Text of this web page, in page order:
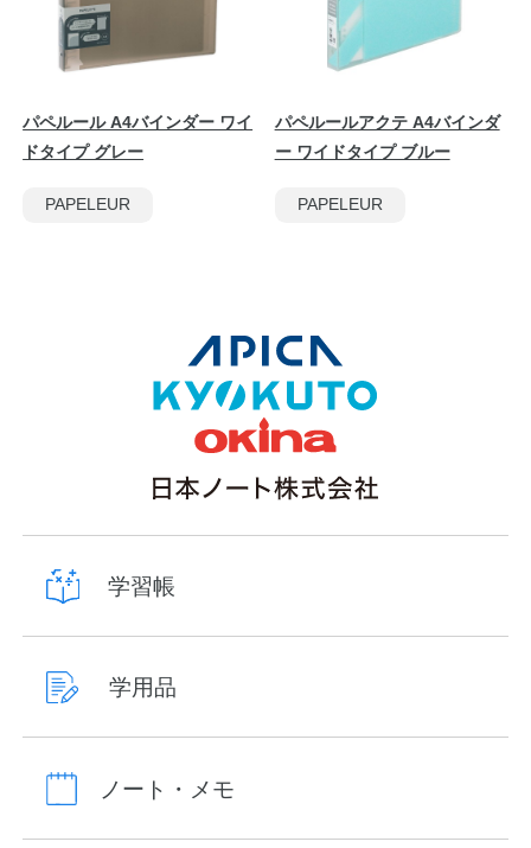
パペルール A4バインダー ワイ
ドタイプ グレー
PAPELEUR
パペルールアクテ A4バインダ
ー ワイドタイプ ブルー
PAPELEUR
学習帳
学用品
ノート・メモ